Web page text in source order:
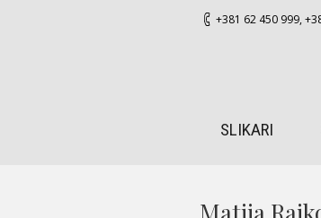
+381 62 450 999,
SLIKARI